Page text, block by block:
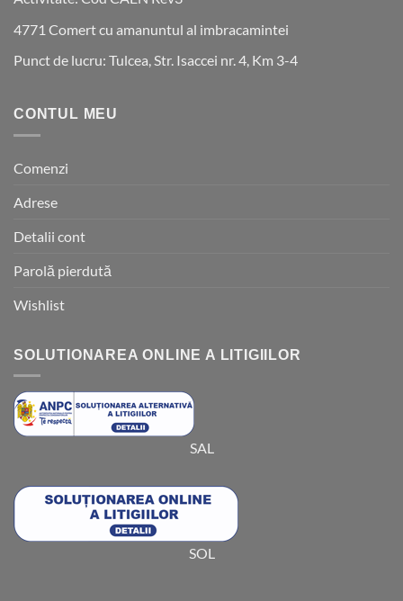
4771 Comert cu amanuntul al imbracamintei
Punct de lucru: Tulcea, Str. Isaccei nr. 4, Km 3-4
CONTUL MEU
Comenzi
Adrese
Detalii cont
Parolă pierdută
Wishlist
SOLUTIONAREA ONLINE A LITIGIILOR
SAL
SOL